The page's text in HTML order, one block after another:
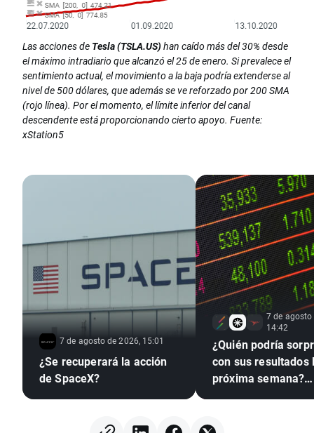
Las acciones de Tesla (TSLA.US)han caído más del 30% desde
el máximo intradiario que alcanzó el 25 de enero. Si prevalece el
sentimiento actual, el movimiento a la baja podría extenderse al
nivel de 500 dólares, que además se ve reforzado por 200 SMA
(rojo línea). Por el momento, el límite inferior del canal
descendente está proporcionando cierto apoyo. Fuente:
xStation5
7 de agosto de 2026, 15:01
¿Se recuperará la acción
de SpaceX?
7 de agosto
14:42
¿Quién podría
con sus resultados
próxima semana?